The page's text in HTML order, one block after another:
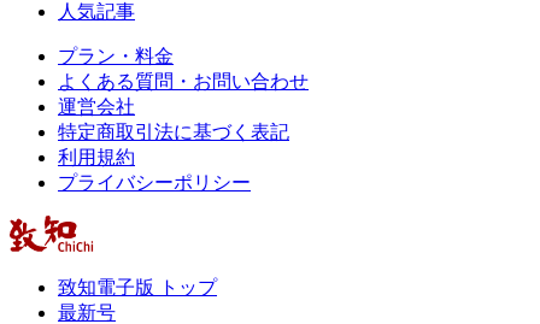
人気記事
プラン・料金
よくある質問・お問い合わせ
運営会社
特定商取引法に基づく表記
利用規約
プライバシーポリシー
致知電子版 トップ
最新号